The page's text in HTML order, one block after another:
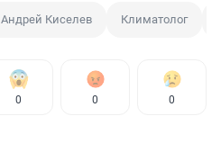
Андрей Киселев Климатолог
0 0 0